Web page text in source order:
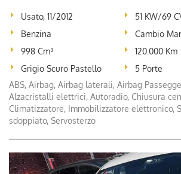
Usato, 11/2012
51 KW/69
Benzina
Cambio
998 Cm³
120.000 Km
Grigio Scuro Pastello
5 Porte
ABS, Airbag, Airbag laterali, Airbag
Alzacristalli elettrici, Autoradio, Chiusura
Climatizzatore, Immobilizzatore elettronico,
sdoppiato, Servosterzo